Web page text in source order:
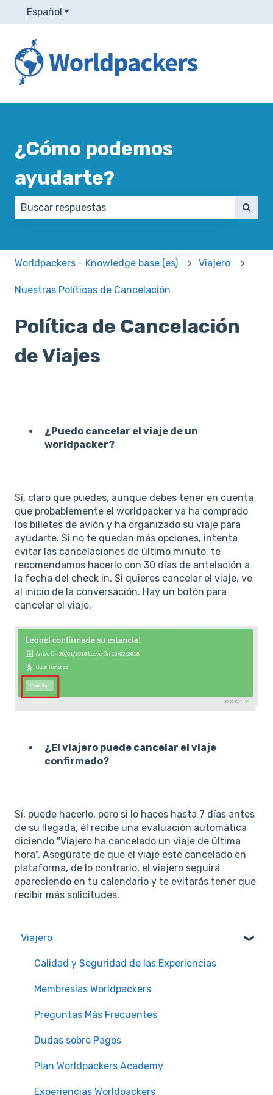
Español Traducciones de Mostrar submenú de
¿Cómo podemos
ayudarte?
Worldpackers - Knowledge base (es) Viajero
Nuestras Políticas de Cancelación
Política de Cancelación
de Viajes
¿Puedo cancelar el viaje de un
worldpacker?
Sí, claro que puedes, aunque debes tener en cuenta
que probablemente el worldpacker ya ha comprado
los billetes de avión y ha organizado su viaje para
ayudarte. Si no te quedan más opciones, intenta
evitar las cancelaciones de último minuto, te
recomendamos hacerlo con 30 días de antelación a
la fecha del check in. Si quieres cancelar el viaje, ve
al inicio de la conversación. Hay un botón para
cancelar el viaje.
¿El viajero puede cancelar el viaje
confirmado?
Sí, puede hacerlo, pero si lo haces hasta 7 días antes
de su llegada, él recibe una evaluación automática
diciendo "Viajero ha cancelado un viaje de última
hora". Asegúrate de que el viaje esté cancelado en
plataforma, de lo contrario, el viajero seguirá
apareciendo en tu calendario y te evitarás tener que
recibir más solicitudes.
Viajero
Calidad y Seguridad de las Experiencias
Membresías Worldpackers
Preguntas Más Frecuentes
Dudas sobre Pagos
Plan Worldpackers Academy
Experiencias Worldpackers